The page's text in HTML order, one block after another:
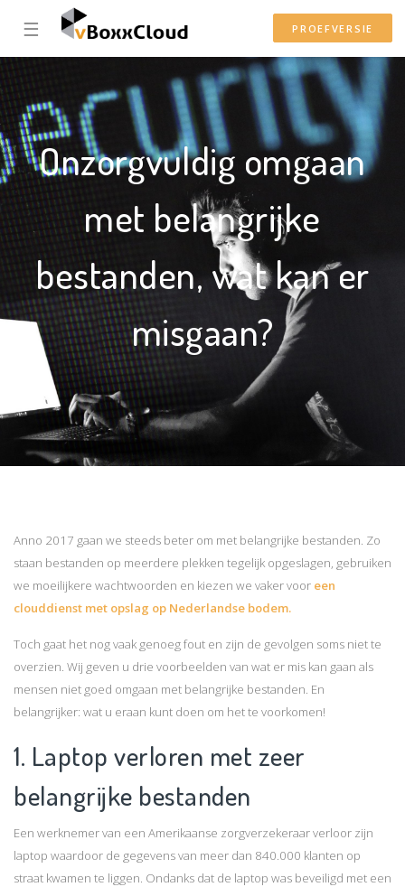
☰ PROEFVERSIE
Onzorgvuldig omgaan
met belangrijke
bestanden, wat kan er
misgaan?
Anno 2017 gaan we steeds beter om met belangrijke bestanden. Zo
staan bestanden op meerdere plekken tegelijk opgeslagen, gebruiken
we moeilijkere wachtwoorden en kiezen we vaker voor een
clouddienst met opslag op Nederlandse bodem.
Toch gaat het nog vaak genoeg fout en zijn de gevolgen soms niet te
overzien. Wij geven u drie voorbeelden van wat er mis kan gaan als
mensen niet goed omgaan met belangrijke bestanden. En
belangrijker: wat u eraan kunt doen om het te voorkomen!
1. Laptop verloren met zeer
belangrijke bestanden
Een werknemer van een Amerikaanse zorgverzekeraar verloor zijn
laptop waardoor de gegevens van meer dan 840.000 klanten op
straat kwamen te liggen. Ondanks dat de laptop was beveiligd met een